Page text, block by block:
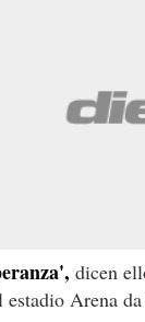
dicen
estadio Arena